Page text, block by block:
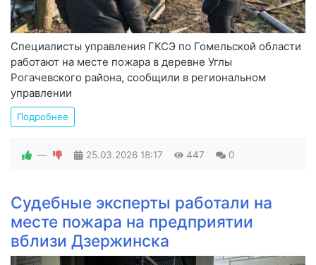
Специалисты управления ГКСЭ по Гомельской области
работают на месте пожара в деревне Углы
Рогачевского района, сообщили в региональном
управлении
Подробнее
— 25.03.2026 18:17 447 0
Судебные эксперты работали на
месте пожара на предприятии
вблизи Дзержинска